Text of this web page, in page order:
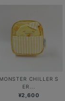
MONSTER CHILLER S
ER...
¥2,600